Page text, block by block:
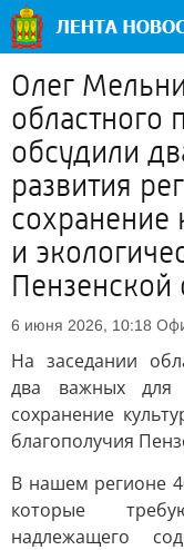
Олег
областного
обсудили
развития
сохранение
и
Пензенской
6 июня 2026, 10:18
На заседании
два важных для
сохранение
благополучия
В нашем регионе
которые
надлежащего